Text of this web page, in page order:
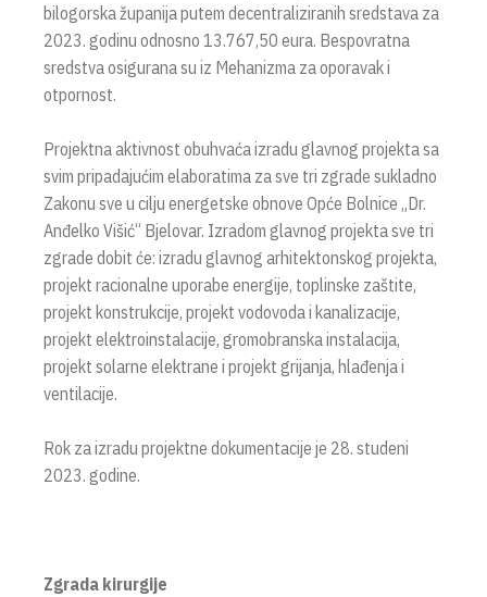
bilogorska županija putem decentraliziranih sredstava za
2023. godinu odnosno 13.767,50 eura. Bespovratna
sredstva osigurana su iz Mehanizma za oporavak i
otpornost.
Projektna aktivnost obuhvaća izradu glavnog projekta sa
svim pripadajućim elaboratima za sve tri zgrade sukladno
Zakonu sve u cilju energetske obnove Opće Bolnice „Dr.
Anđelko Višić“ Bjelovar. Izradom glavnog projekta sve tri
zgrade dobit će: izradu glavnog arhitektonskog projekta,
projekt racionalne uporabe energije, toplinske zaštite,
projekt konstrukcije, projekt vodovoda i kanalizacije,
projekt elektroinstalacije, gromobranska instalacija,
projekt solarne elektrane i projekt grijanja, hlađenja i
ventilacije.
Rok za izradu projektne dokumentacije je 28. studeni
2023. godine.
Zgrada kirurgije